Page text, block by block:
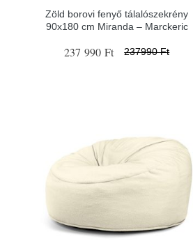
Zöld borovi fenyő tálalószekrény
90x180 cm Miranda – Marckeric
237 990 Ft 237990 Ft